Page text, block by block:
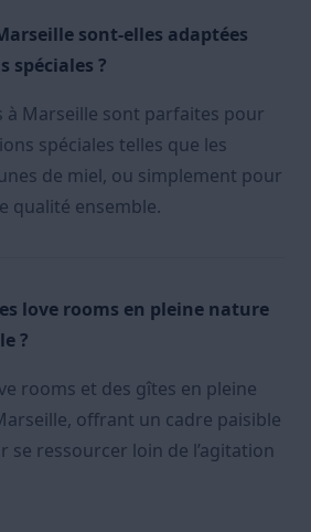
sont-elles adaptées
spéciales ?
à Marseille sont parfaites pour
spéciales telles que les
de miel, ou simplement pour
qualité ensemble.
love rooms en pleine nature
?
rooms et des gîtes en pleine
offrant un cadre paisible
ressourcer loin de l’agitation